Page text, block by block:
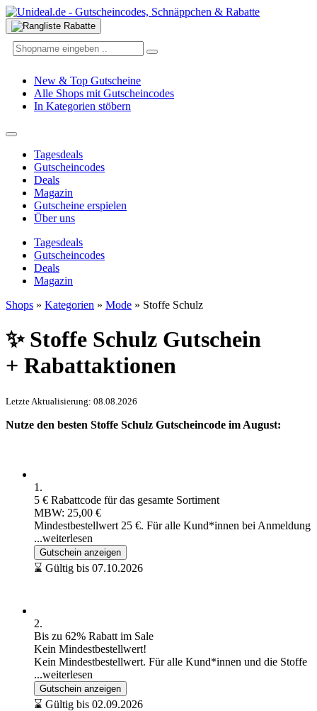
New & Top Gutscheine
Alle Shops mit Gutscheincodes
In Kategorien stöbern
Tagesdeals
Gutscheincodes
Deals
Magazin
Gutscheine erspielen
Über uns
Tagesdeals
Gutscheincodes
Deals
Magazin
Shops » Kategorien » Mode » Stoffe Schulz
✨ Stoffe Schulz Gutschein
+ Rabattaktionen
Letzte Aktualisierung: 08.08.2026
Nutze den besten Stoffe Schulz Gutscheincode im August:
1.
5 € Rabattcode für das gesamte Sortiment
MBW: 25,00 €
Mindestbestellwert 25 €. Für alle Kund*innen bei Anmeldung
...weiterlesen
Gutschein anzeigen
⌛ Gültig bis 07.10.2026
2.
Bis zu 62% Rabatt im Sale
Kein Mindestbestellwert!
Kein Mindestbestellwert. Für alle Kund*innen und die Stoffe
...weiterlesen
Gutschein anzeigen
⌛ Gültig bis 02.09.2026